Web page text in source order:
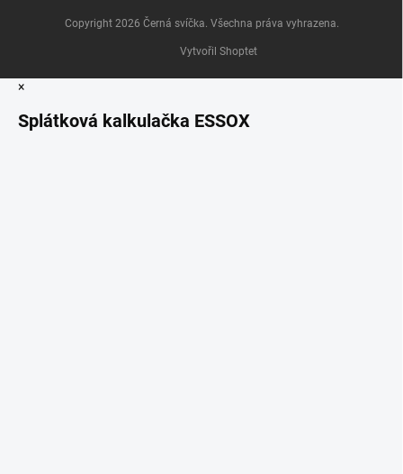
Vytvořil Shoptet
Copyright 2026 Černá svíčka. Všechna práva vyhrazena.
×
Splátková kalkulačka ESSOX